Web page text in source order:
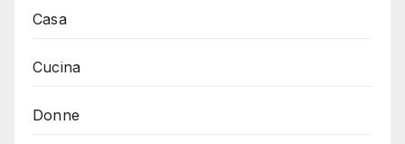
Casa
Cucina
Donne